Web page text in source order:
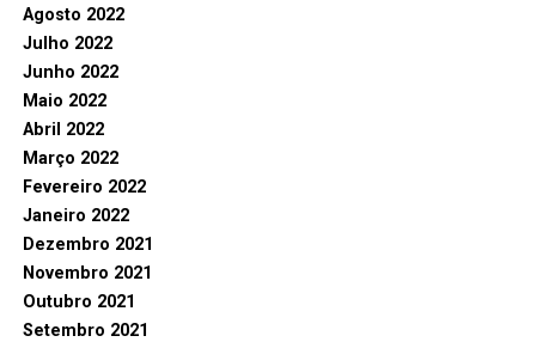
Agosto 2022
Julho 2022
Junho 2022
Maio 2022
Abril 2022
Março 2022
Fevereiro 2022
Janeiro 2022
Dezembro 2021
Novembro 2021
Outubro 2021
Setembro 2021